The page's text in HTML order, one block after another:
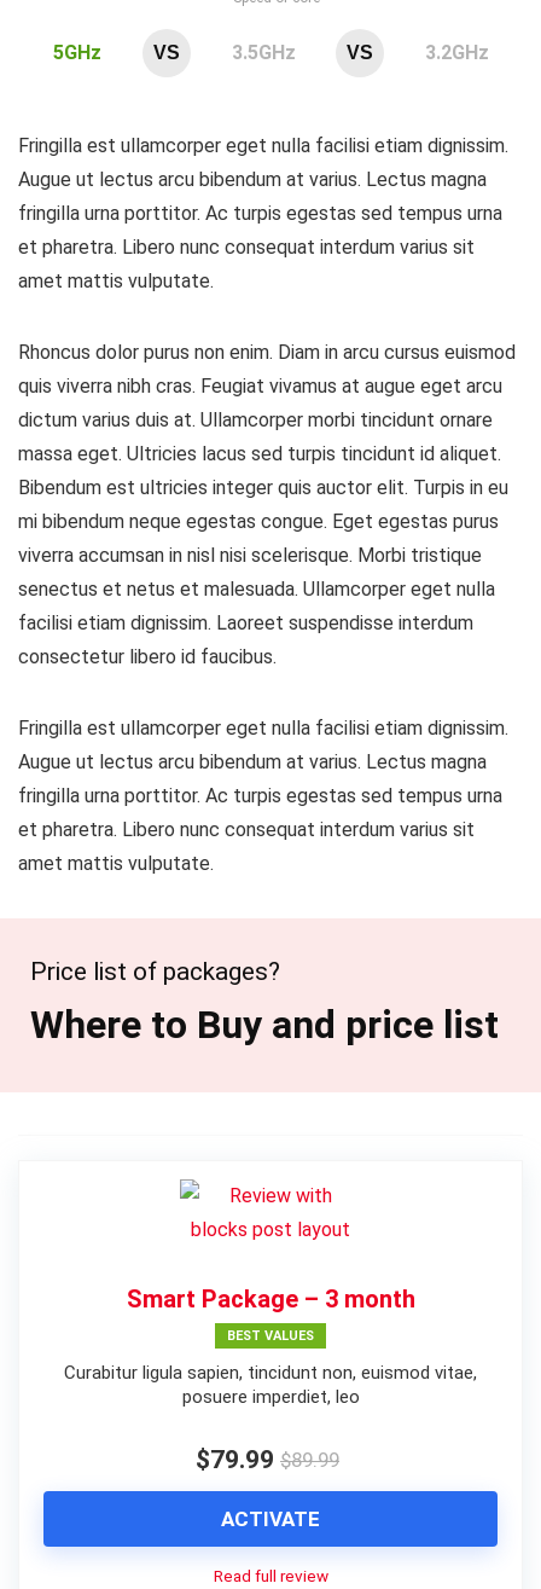
5GHz VS 3.5GHz VS 3.2GHz
Fringilla est ullamcorper eget nulla facilisi etiam dignissim.
Augue ut lectus arcu bibendum at varius. Lectus magna
fringilla urna porttitor. Ac turpis egestas sed tempus urna
et pharetra. Libero nunc consequat interdum varius sit
amet mattis vulputate.
Rhoncus dolor purus non enim. Diam in arcu cursus euismod
quis viverra nibh cras. Feugiat vivamus at augue eget arcu
dictum varius duis at. Ullamcorper morbi tincidunt ornare
massa eget. Ultricies lacus sed turpis tincidunt id aliquet.
Bibendum est ultricies integer quis auctor elit. Turpis in eu
mi bibendum neque egestas congue. Eget egestas purus
viverra accumsan in nisl nisi scelerisque. Morbi tristique
senectus et netus et malesuada. Ullamcorper eget nulla
facilisi etiam dignissim. Laoreet suspendisse interdum
consectetur libero id faucibus.
Fringilla est ullamcorper eget nulla facilisi etiam dignissim.
Augue ut lectus arcu bibendum at varius. Lectus magna
fringilla urna porttitor. Ac turpis egestas sed tempus urna
et pharetra. Libero nunc consequat interdum varius sit
amet mattis vulputate.
Price list of packages?
Where to Buy and price list
Smart Package – 3 month
BEST VALUES
Curabitur ligula sapien, tincidunt non, euismod vitae,
posuere imperdiet, leo
$79.99 $89.99
ACTIVATE
Read full review